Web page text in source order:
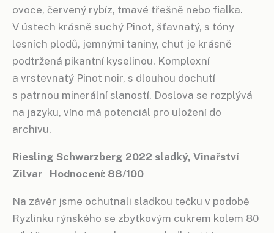
ovoce, červený rybíz, tmavé třešně nebo fialka.
V ústech krásně suchý Pinot, šťavnatý, s tóny
lesních plodů, jemnými taniny, chuť je krásně
podtržená pikantní kyselinou. Komplexní
a vrstevnatý Pinot noir, s dlouhou dochutí
s patrnou minerální slaností. Doslova se rozplývá
na jazyku, víno má potenciál pro uložení do
archivu.
Riesling Schwarzberg 2022 sladký, Vinařství
Zilvar Hodnocení: 88/100
Na závěr jsme ochutnali sladkou tečku v podobě
Ryzlinku rýnského se zbytkovým cukrem kolem 80